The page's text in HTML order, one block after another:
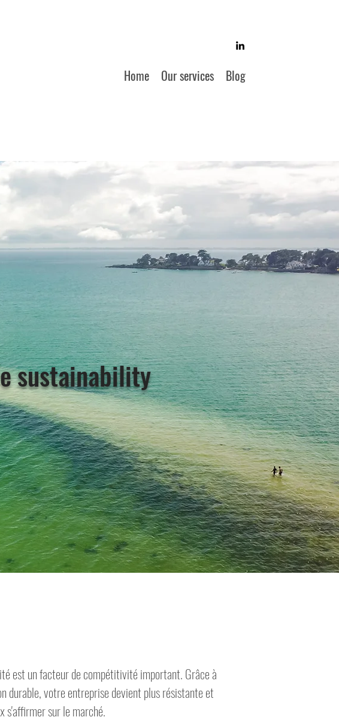
Home Our services Blog
sustainability
est un facteur de compétitivité important. Grâce à
durable, votre entreprise devient plus résistante et
s'affirmer sur le marché.